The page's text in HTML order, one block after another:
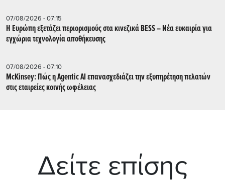
07/08/2026 - 07:15
Η Ευρώπη εξετάζει περιορισμούς στα κινεζικά BESS – Νέα ευκαιρία για
εγχώρια τεχνολογία αποθήκευσης
07/08/2026 - 07:10
McKinsey: Πώς η Agentic AI επανασχεδιάζει την εξυπηρέτηση πελατών
στις εταιρείες κοινής ωφέλειας
Δείτε επίσης